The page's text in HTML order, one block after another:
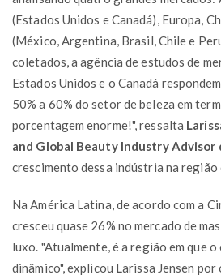
(Estados Unidos e Canadá), Europa,
(México, Argentina, Brasil, Chile e
coletados, a agência de estudos de
Estados Unidos e o Canadá
50% a 60% do setor de beleza em
porcentagem enorme!", ressalta
and Global Beauty Industry Advisor
crescimento dessa indústria na região
Na América Latina, de acordo com a
cresceu quase 26% no mercado de
luxo. "Atualmente, é a região em que o
dinâmico", explicou Larissa Jensen por